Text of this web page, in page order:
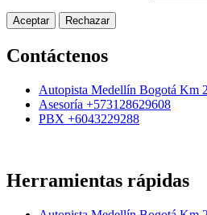
Aceptar Rechazar
Contáctenos
Autopista Medellín Bogotá Km
Asesoría +573128629608
PBX +6043229288
Herramientas rápidas